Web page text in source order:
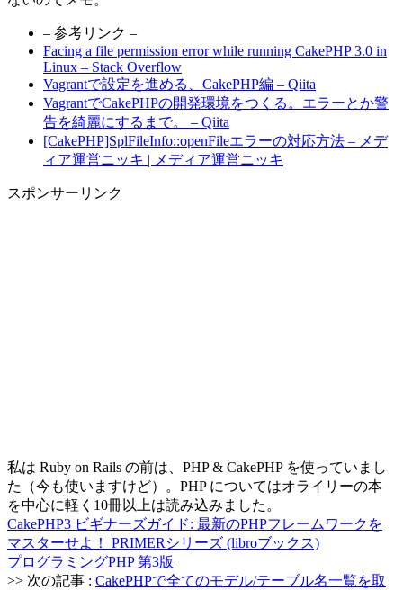
– 参考リンク –
Facing a file permission error while running CakePHP 3.0 in
Linux – Stack Overflow
Vagrantで設定を進める、CakePHP編 – Qiita
VagrantでCakePHPの開発環境をつくる。エラーとか警
告を綺麗にするまで。 – Qiita
[CakePHP]SplFileInfo::openFileエラーの対応方法 – メデ
ィア運営ニッキ | メディア運営ニッキ
スポンサーリンク
私は Ruby on Rails の前は、PHP & CakePHP を使っていまし
た（今も使いますけど）。PHP についてはオライリーの本
を中心に軽く10冊以上は読み込みました。
CakePHP3 ビギナーズガイド: 最新のPHPフレームワークを
マスターせよ！ PRIMERシリーズ (libroブックス)
プログラミングPHP 第3版
>> 次の記事 : CakePHPで全てのモデル/テーブル名一覧を取